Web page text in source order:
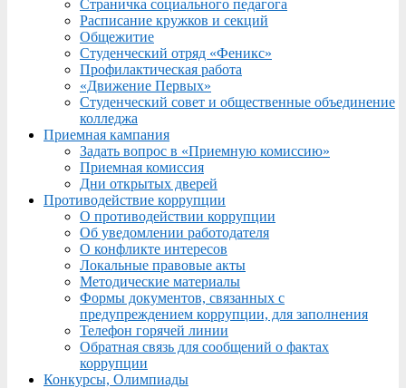
Страничка социального педагога
Расписание кружков и секций
Общежитие
Студенческий отряд «Феникс»
Профилактическая работа
«Движение Первых»
Студенческий совет и общественные объединение
колледжа
Приемная кампания
Задать вопрос в «Приемную комиссию»
Приемная комиссия
Дни открытых дверей
Противодействие коррупции
О противодействии коррупции
Об уведомлении работодателя
О конфликте интересов
Локальные правовые акты
Методические материалы
Формы документов, связанных с
предупреждением коррупции, для заполнения
Телефон горячей линии
Обратная связь для сообщений о фактах
коррупции
Конкурсы, Олимпиады